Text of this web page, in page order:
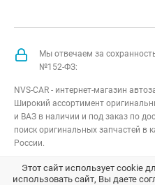
Мы отвечаем за
№152-ФЗ:
NVS-CAR - интернет-магазин
Широкий ассортимент
и ВАЗ в наличии и под заказ по
поиск оригинальных запчастей в
России.
NVS-CAR© 2014 –2026Все
Этот сайт использует cookie
использовать сайт, Вы даете